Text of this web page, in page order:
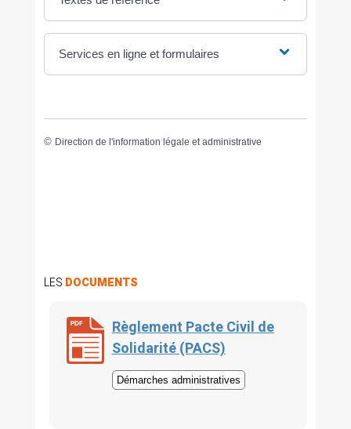
Services en ligne et formulaires
© Direction de l'information légale et administrative
LES DOCUMENTS
Règlement Pacte Civil de
Solidarité (PACS)
Démarches administratives